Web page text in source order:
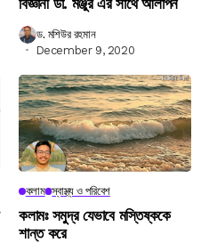
ড. মশিউর রহমান
December 9, 2020
কলাম স্বাস্থ্য ও পরিবেশ
কলামঃ সমুদ্র যেভাবে মস্তিষ্ককে
শান্ত করে